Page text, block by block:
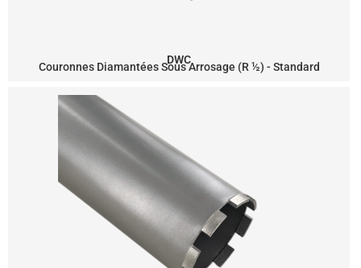
DWC
Couronnes Diamantées Sous Arrosage (R ½) - Standard